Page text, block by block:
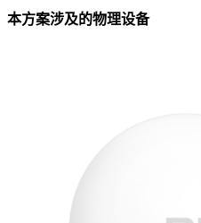
本方案涉及的物理设备